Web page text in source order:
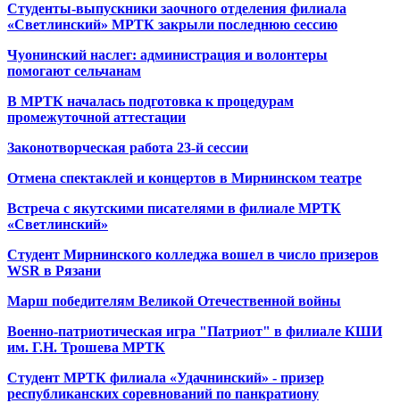
Студенты-выпускники заочного отделения филиала
«Светлинский» МРТК закрыли последнюю сессию
Чуонинский наслег: администрация и волонтеры
помогают сельчанам
В МРТК началась подготовка к процедурам
промежуточной аттестации
Законотворческая работа 23-й сессии
Отмена спектаклей и концертов в Мирнинском театре
Встреча с якутскими писателями в филиале МРТК
«Светлинский»
Студент Мирнинского колледжа вошел в число призеров
WSR в Рязани
Марш победителям Великой Отечественной войны
Военно-патриотическая игра "Патриот" в филиале КШИ
им. Г.Н. Трошева МРТК
Студент МРТК филиала «Удачнинский» - призер
республиканских соревнований по панкратиону